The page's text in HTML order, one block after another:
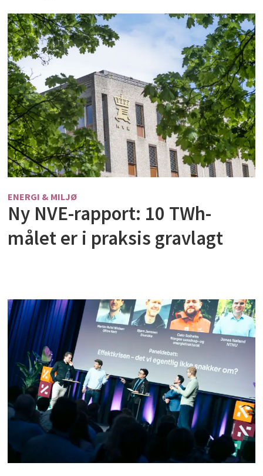
ENERGI & MILJØ
Ny NVE-rapport: 10 TWh-
målet er i praksis gravlagt